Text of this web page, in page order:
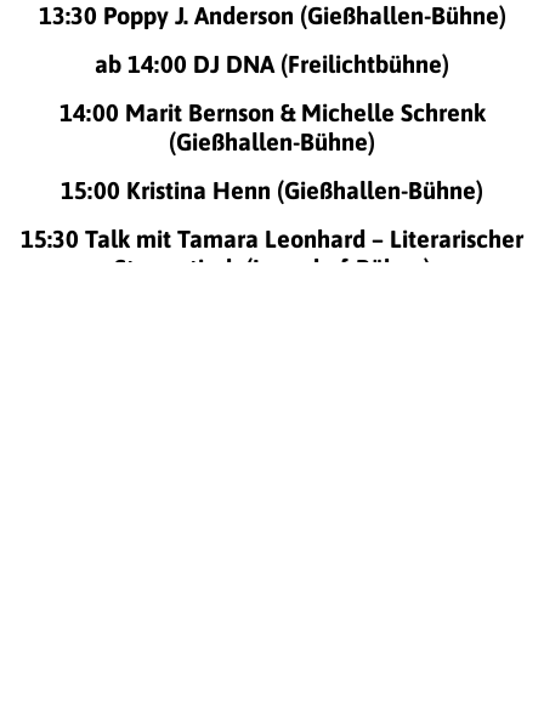
13:30 Poppy J. Anderson (Gießhallen-Bühne)
ab 14:00 DJ DNA (Freilichtbühne)
14:00 Marit Bernson & Michelle Schrenk
(Gießhallen-Bühne)
15:00 Kristina Henn (Gießhallen-Bühne)
15:30 Talk mit Tamara Leonhard – Literarischer
Stammtisch (Innenhof-Bühne)